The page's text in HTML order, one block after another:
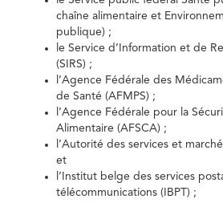
chaîne alimentaire et
publique) ;
le Service d’Information et de
(SIRS) ;
l’Agence Fédérale des
de Santé (AFMPS) ;
l’Agence Fédérale pour la
Alimentaire (AFSCA) ;
l’Autorité des services et
et
l’Institut belge des services
télécommunications (IBPT) ;